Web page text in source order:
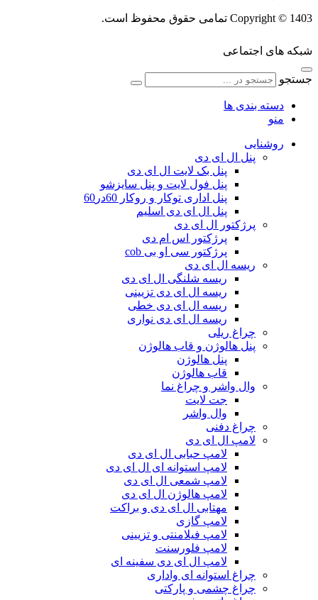
Copyright © 1403 تمامی حقوق محفوظ است.
شبکه های اجتماعی
جستجو
دسته بندی ها
منو
روشنایی
پنل ال ای دی
پنل بک لایت ال ای دی
پنل فول لایت و پنل سایزشو
پنل اداری توکار و روکار 60در60
پنل ال ای دی اسلیم
پرژکتور ال ای دی
پرژکتور اس ام دی
پرژکتور سی او بی cob
ریسه ال ای دی
ریسه شلنگی ال ای دی
ریسه ال ای دی تزیینی
ریسه ال ای دی خطی
ریسه ال ای دی نواری
چراغ ریلی
پنل هالوژن و قاب هالوژن
پنل هالوژن
قاب هالوژن
وال واشر و چراغ نما
جت لایت
وال واشر
چراغ دفنی
لامپ ال ای دی
لامپ حبابی ال ای دی
لامپ استوانه ای ال ای دی
لامپ شمعی ال ای دی
لامپ هالوژن ال ای دی
مهتابی ال ای دی و براکت
لامپ گازی
لامپ فیلامنتی و تزیینی
لامپ فلورسنت
لامپ ال ای دی سفینه ای
چراغ استوانه ای واداری
چراغ چشمی و پارکتی